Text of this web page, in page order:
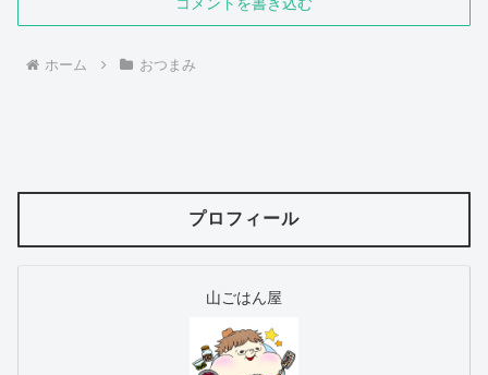
ホーム おつまみ
プロフィール
山ごはん屋